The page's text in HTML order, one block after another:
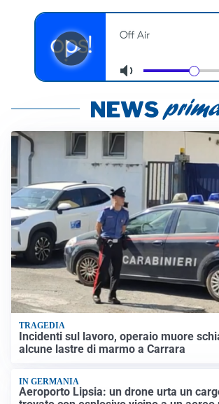
TRAGEDIA
Incidenti sul lavoro, operaio muore
alcune lastre di marmo a Carrara
IN GERMANIA
Aeroporto Lipsia: un drone urta un